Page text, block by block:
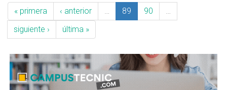
« primera ‹ anterior … 89 90
…
siguiente ›
última »